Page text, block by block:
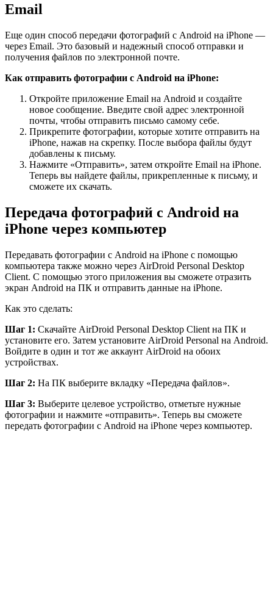
Email
Еще один способ передачи фотографий с Android на iPhone —
через Email. Это базовый и надежный способ отправки и
получения файлов по электронной почте.
Как отправить фотографии с Android на iPhone:
Откройте приложение Email на Android и создайте
новое сообщение. Введите свой адрес электронной
почты, чтобы отправить письмо самому себе.
Прикрепите фотографии, которые хотите отправить на
iPhone, нажав на скрепку. После выбора файлы будут
добавлены к письму.
Нажмите «Отправить», затем откройте Email на iPhone.
Теперь вы найдете файлы, прикрепленные к письму, и
сможете их скачать.
Передача фотографий с Android на
iPhone через компьютер
Передавать фотографии с Android на iPhone с помощью
компьютера также можно через AirDroid Personal Desktop
Client. С помощью этого приложения вы сможете отразить
экран Android на ПК и отправить данные на iPhone.
Как это сделать:
Шаг 1: Скачайте AirDroid Personal Desktop Client на ПК и
установите его. Затем установите AirDroid Personal на Android.
Войдите в один и тот же аккаунт AirDroid на обоих
устройствах.
Шаг 2: На ПК выберите вкладку «Передача файлов».
Шаг 3: Выберите целевое устройство, отметьте нужные
фотографии и нажмите «отправить». Теперь вы сможете
передать фотографии с Android на iPhone через компьютер.